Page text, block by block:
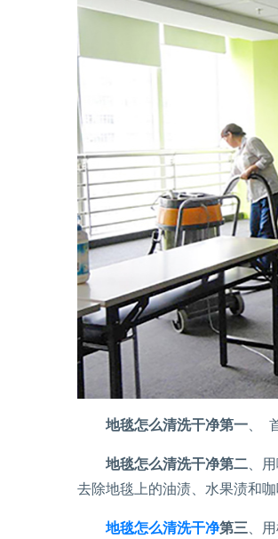
地毯怎么清洗干净第一、
地毯怎么清洗干净第二、
去除地毯上的油渍、水果渍和
地毯怎么清洗干净第三、